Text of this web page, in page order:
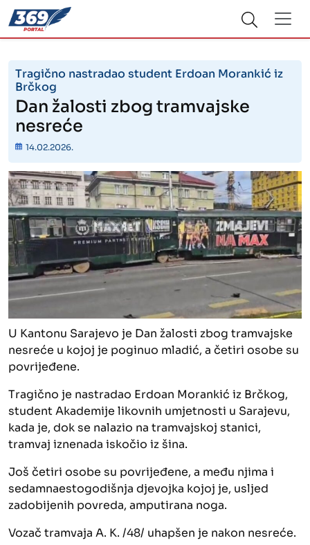
Tragično nastradao student Erdoan Morankić iz
Brčkog
Dan žalosti zbog tramvajske
nesreće
14.02.2026.
U Kantonu Sarajevo je Dan žalosti zbog tramvajske
nesreće u kojoj je poginuo mladić, a četiri osobe su
povrijeđene.
Tragično je nastradao Erdoan Morankić iz Brčkog,
student Akademije likovnih umjetnosti u Sarajevu,
kada je, dok se nalazio na tramvajskoj stanici,
tramvaj iznenada iskočio iz šina.
Još četiri osobe su povrijeđene, a među njima i
sedamnaestogodišnja djevojka kojoj je, usljed
zadobijenih povreda, amputirana noga.
Vozač tramvaja A. K. /48/ uhapšen je nakon nesreće.